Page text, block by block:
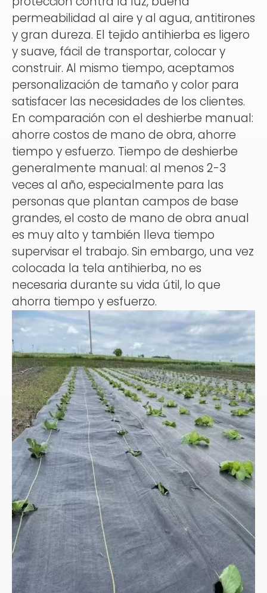
permeabilidad al aire y al agua, antitirones
y gran dureza. El tejido antihierba es ligero
y suave, fácil de transportar, colocar y
construir. Al mismo tiempo, aceptamos
personalización de tamaño y color para
satisfacer las necesidades de los clientes.
En comparación con el deshierbe manual:
ahorre costos de mano de obra, ahorre
tiempo y esfuerzo. Tiempo de deshierbe
generalmente manual: al menos 2-3
veces al año, especialmente para las
personas que plantan campos de base
grandes, el costo de mano de obra anual
es muy alto y también lleva tiempo
supervisar el trabajo. Sin embargo, una vez
colocada la tela antihierba, no es
necesaria durante su vida útil, lo que
ahorra tiempo y esfuerzo.